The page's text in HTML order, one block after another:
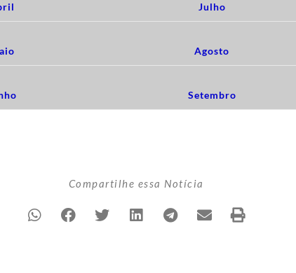
Julho
Agosto
Setembro
Compartilhe essa Notícia